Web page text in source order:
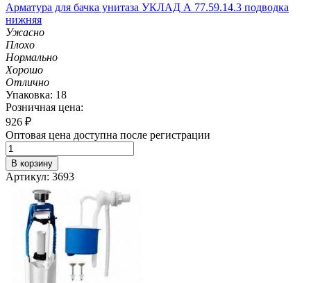
Арматура для бачка унитаза УКЛАД А 77.59.14.3 подводка
нижняя
Ужасно
Плохо
Нормально
Хорошо
Отлично
Упаковка: 18
Розничная цена:
926 ₽
Оптовая цена доступна после регистрации
В корзину
Артикул: 3693